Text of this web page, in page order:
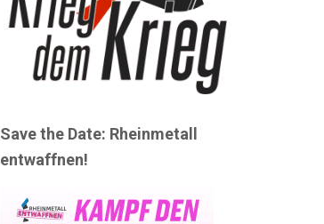
Save the Date: Rheinmetall
entwaffnen!